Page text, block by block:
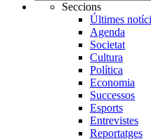
Seccions
Últimes
Agenda
Societat
Cultura
Política
Economia
Successos
Esports
Entrevistes
Reportatges